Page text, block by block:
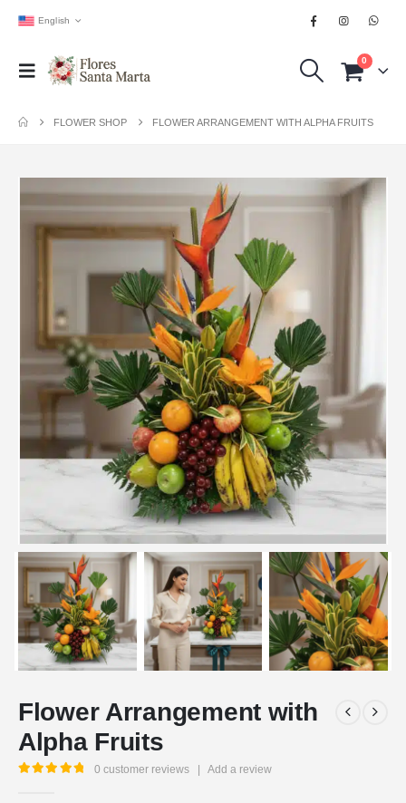
English
0
FLOWER SHOP FLOWER ARRANGEMENT WITH ALPHA FRUITS
Flower Arrangement with
Alpha Fruits
0 customer reviews Add a review